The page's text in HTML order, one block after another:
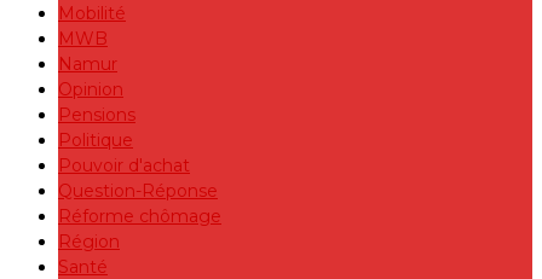
Mobilité
MWB
Namur
Opinion
Pensions
Politique
Pouvoir d'achat
Question-Réponse
Réforme chômage
Région
Santé